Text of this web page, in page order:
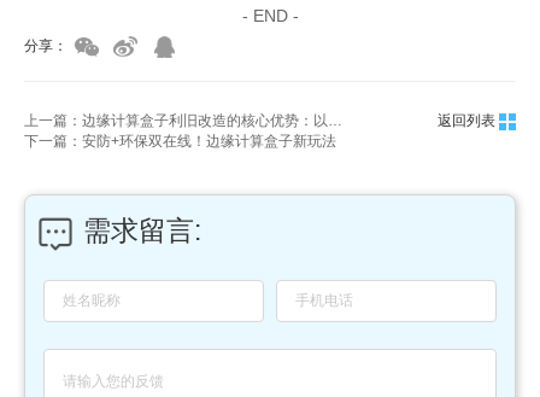
- END -
分享：
上一篇：边缘计算盒子利旧改造的核心优势：以最低成本实现存量设备智能化升级
返回列表
下一篇：安防+环保双在线！边缘计算盒子新玩法
需求留言: